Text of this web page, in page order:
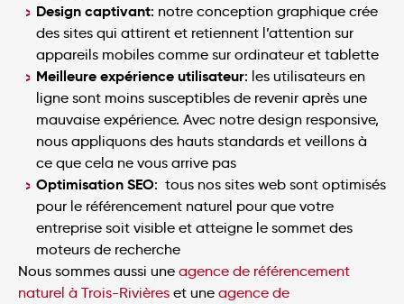
Design captivant: notre conception graphique crée
des sites qui attirent et retiennent l’attention sur
appareils mobiles comme sur ordinateur et tablette
Meilleure expérience utilisateur: les utilisateurs en
ligne sont moins susceptibles de revenir après une
mauvaise expérience. Avec notre design responsive,
nous appliquons des hauts standards et veillons à
ce que cela ne vous arrive pas
Optimisation SEO: tous nos sites web sont optimisés
pour le référencement naturel pour que votre
entreprise soit visible et atteigne le sommet des
moteurs de recherche
Nous sommes aussi une agence de référencement
naturel à Trois-Rivières et une agence de